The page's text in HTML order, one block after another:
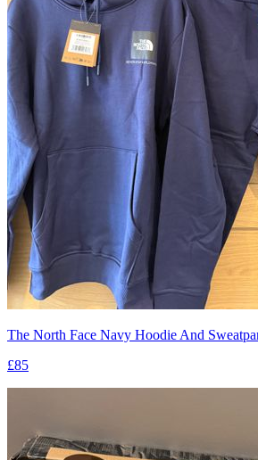
The North Face Navy Hoodie And
£85